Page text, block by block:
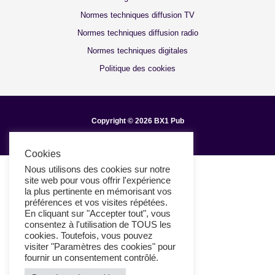
Normes techniques diffusion TV
Normes techniques diffusion radio
Normes techniques digitales
Politique des cookies
Copyright © 2026 BX1 Pub
Cookies
Nous utilisons des cookies sur notre
site web pour vous offrir l'expérience
la plus pertinente en mémorisant vos
préférences et vos visites répétées.
En cliquant sur "Accepter tout", vous
consentez à l'utilisation de TOUS les
cookies. Toutefois, vous pouvez
visiter "Paramètres des cookies" pour
fournir un consentement contrôlé.